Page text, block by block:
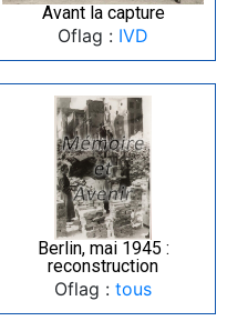
Avant la capture
Oflag : IVD
Berlin, mai 1945 :
reconstruction
Oflag : tous